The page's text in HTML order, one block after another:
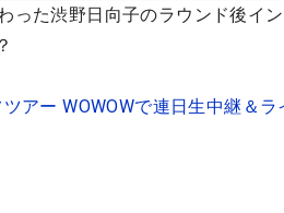
った渋野日向子のラウンド後イ
アー WOWOWで連日生中継＆ラ